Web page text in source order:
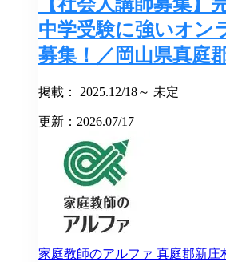
【社会人講師募集】
中学受験に強いオン
募集！／岡山県真庭
掲載： 2025.12/18～ 未定
更新：2026.07/17
家庭教師のアルファ 真庭郡新庄